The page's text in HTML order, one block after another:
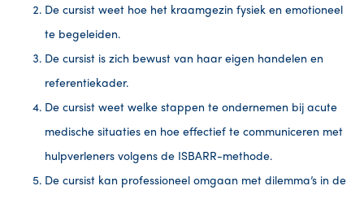
De cursist weet hoe het kraamgezin fysiek en emotioneel
te begeleiden.
De cursist is zich bewust van haar eigen handelen en
referentiekader.
De cursist weet welke stappen te ondernemen bij acute
medische situaties en hoe effectief te communiceren met
hulpverleners volgens de ISBARR-methode.
De cursist kan professioneel omgaan met dilemma’s in de